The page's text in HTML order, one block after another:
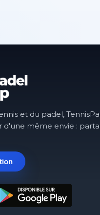
et du padel,
d'une même envie :